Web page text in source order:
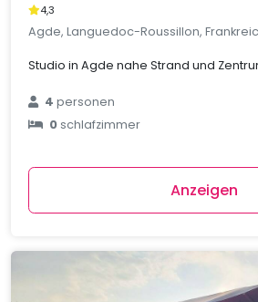
4,3
Agde, Languedoc-Roussillon,
Studio in Agde nahe Strand und
4personen
0schlafzimmer
Anzeigen